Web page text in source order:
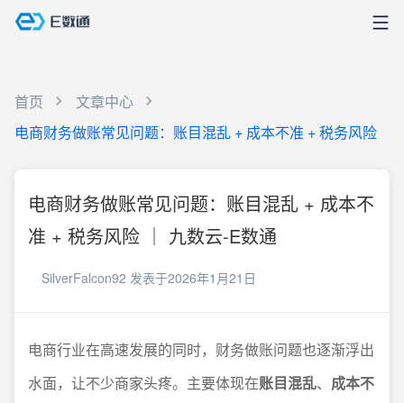
首页
文章中心
电商财务做账常见问题：账目混乱 + 成本不准 + 税务风险
电商财务做账常见问题：账目混乱 + 成本不
准 + 税务风险 ｜ 九数云-E数通
SilverFalcon92 发表于2026年1月21日
电商行业在高速发展的同时，财务做账问题也逐渐浮出
水面，让不少商家头疼。主要体现在账目混乱、 成本不